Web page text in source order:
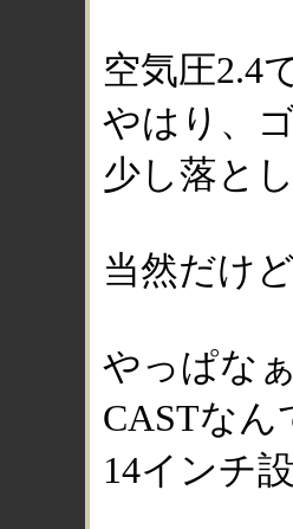
空気圧2.4
やはり、
少し落と
当然だけ
やっぱなぁ
CASTな
14インチ